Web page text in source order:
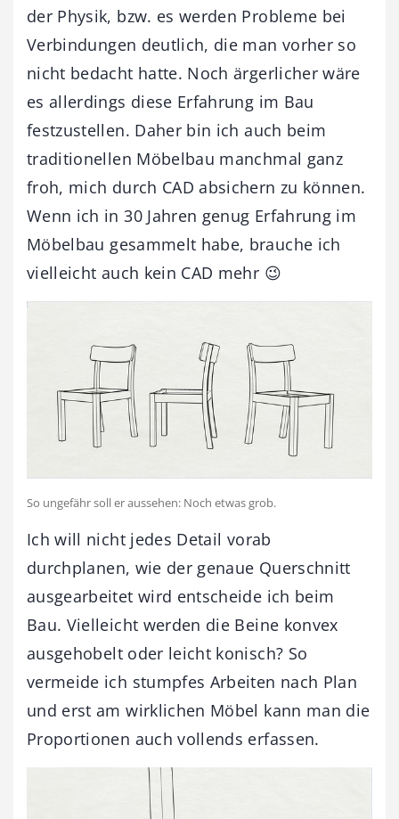
der Physik, bzw. es werden Probleme bei
Verbindungen deutlich, die man vorher so
nicht bedacht hatte. Noch ärgerlicher wäre
es allerdings diese Erfahrung im Bau
festzustellen. Daher bin ich auch beim
traditionellen Möbelbau manchmal ganz
froh, mich durch CAD absichern zu können.
Wenn ich in 30 Jahren genug Erfahrung im
Möbelbau gesammelt habe, brauche ich
vielleicht auch kein CAD mehr 😉
So ungefähr soll er aussehen: Noch etwas grob.
Ich will nicht jedes Detail vorab
durchplanen, wie der genaue Querschnitt
ausgearbeitet wird entscheide ich beim
Bau. Vielleicht werden die Beine konvex
ausgehobelt oder leicht konisch? So
vermeide ich stumpfes Arbeiten nach Plan
und erst am wirklichen Möbel kann man die
Proportionen auch vollends erfassen.